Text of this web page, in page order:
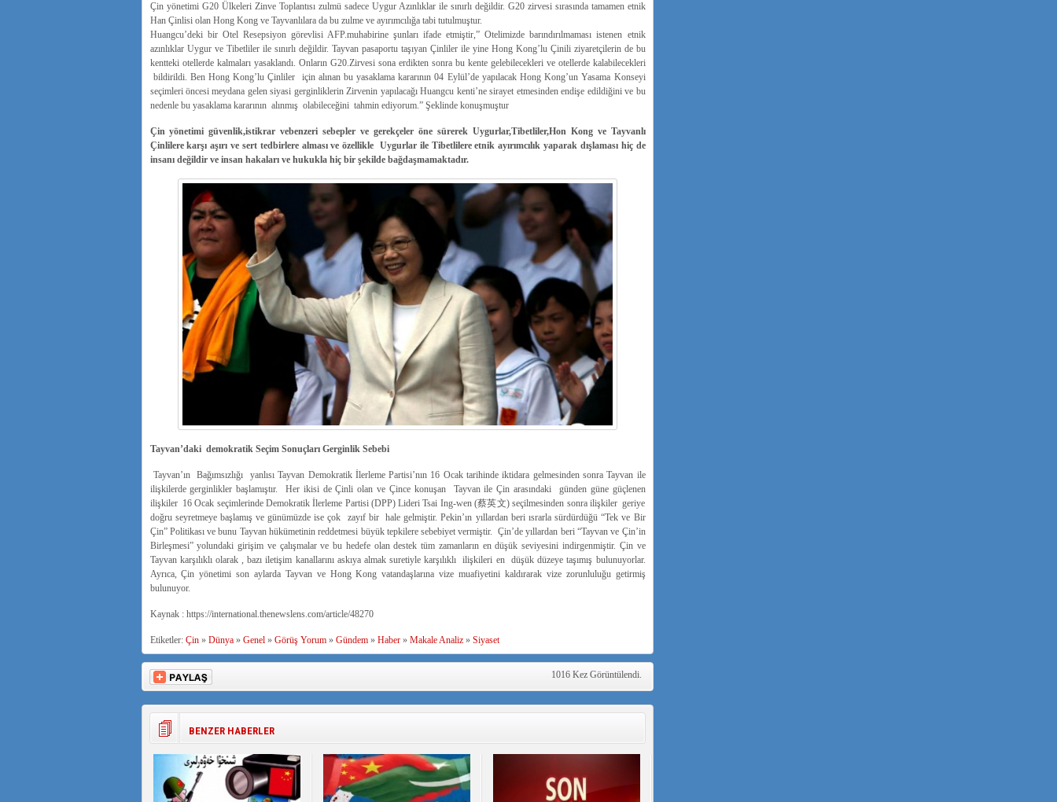
Çin yönetimi G20 Ülkeleri Zinve Toplantısı zulmü sadece Uygur Azınlıklar ile sınırlı değildir. G20 zirvesi sırasında tamamen etnik
Han Çinlisi olan Hong Kong ve Tayvanlılara da bu zulme ve ayırımcılığa tabi tutulmuştur.
Huangcu’deki bir Otel Resepsiyon görevlisi AFP.muhabirine şunları ifade etmiştir,” Otelimizde barındırılmaması istenen etnik
azınlıklar Uygur ve Tibetliler ile sınırlı değildir. Tayvan pasaportu taşıyan Çinliler ile yine Hong Kong’lu Çinili ziyaretçilerin de bu
kentteki otellerde kalmaları yasaklandı. Onların G20.Zirvesi sona erdikten sonra bu kente gelebilecekleri ve otellerde kalabilecekleri
bildirildi. Ben Hong Kong’lu Çinliler için alınan bu yasaklama kararının 04 Eylül’de yapılacak Hong Kong’un Yasama Konseyi
seçimleri öncesi meydana gelen siyasi gerginliklerin Zirvenin yapılacağı Huangcu kenti’ne sirayet etmesinden endişe edildiğini ve bu
nedenle bu yasaklama kararının alınmış olabileceğini tahmin ediyorum.” Şeklinde konuşmuştur
Çin yönetimi güvenlik,istikrar vebenzeri sebepler ve gerekçeler öne sürerek Uygurlar,Tibetliler,Hon Kong ve Tayvanlı
Çinlilere karşı aşırı ve sert tedbirlere alması ve özellikle Uygurlar ile Tibetlilere etnik ayırımcılık yaparak dışlaması hiç de
insanı değildir ve insan hakaları ve hukukla hiç bir şekilde bağdaşmamaktadır.
Tayvan’daki demokratik Seçim Sonuçları Gerginlik Sebebi
Tayvan’ın Bağımsızlığı yanlısı Tayvan Demokratik İlerleme Partisi’nın 16 Ocak tarihinde iktidara gelmesinden sonra Tayvan ile
ilişkilerde gerginlikler başlamıştır. Her ikisi de Çinli olan ve Çince konuşan Tayvan ile Çin arasındaki günden güne güçlenen
ilişkiler 16 Ocak seçimlerinde Demokratik İlerleme Partisi (DPP) Lideri Tsai Ing-wen (蔡英文) seçilmesinden sonra ilişkiler geriye
doğru seyretmeye başlamış ve günümüzde ise çok zayıf bir hale gelmiştir. Pekin’ın yıllardan beri ısrarla sürdürdüğü “Tek ve Bir
Çin” Politikası ve bunu Tayvan hükümetinin reddetmesi büyük tepkilere sebebiyet vermiştir. Çin’de yıllardan beri “Tayvan ve Çin’in
Birleşmesi” yolundaki girişim ve çalışmalar ve bu hedefe olan destek tüm zamanların en düşük seviyesini indirgenmiştir. Çin ve
Tayvan karşılıklı olarak , bazı iletişim kanallarını askıya almak suretiyle karşılıklı ilişkileri en düşük düzeye taşımış bulunuyorlar.
Ayrıca, Çin yönetimi son aylarda Tayvan ve Hong Kong vatandaşlarına vize muafiyetini kaldırarak vize zorunluluğu getirmiş
bulunuyor.
Kaynak : https://international.thenewslens.com/article/48270
Etiketler: Çin» Dünya» Genel» Görüş Yorum» Gündem» Haber» Makale Analiz» Siyaset
1016 Kez Görüntülendi.
BENZER HABERLER